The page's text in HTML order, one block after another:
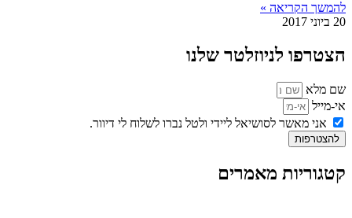
להמשך הקריאה »
20 ביוני 2017
הצטרפו לניוזלטר שלנו
שם מלא
אי-מייל
אני מאשר לסושיאל ליידי ולטל נברו לשלוח לי דיוור.
להצטרפות
קטגוריות מאמרים